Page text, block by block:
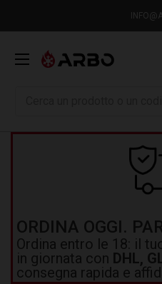
ORDINA OGGI.
Ordina entro le 18: il
in giornata con DHL,
consegna rapida e